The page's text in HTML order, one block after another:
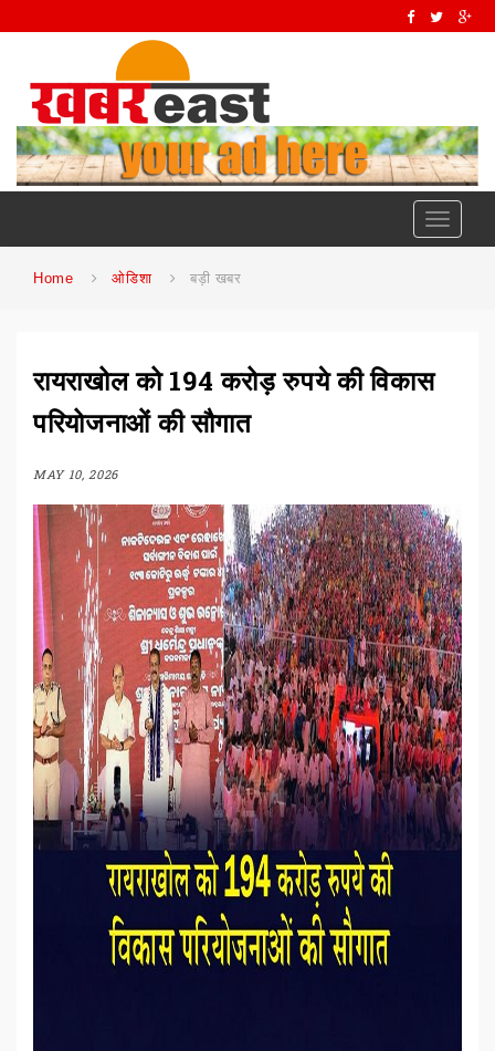
Toggle
Home ओडिशा बड़ी खबर
रायराखोल को 194 करोड़ रुपये की विकास
परियोजनाओं की सौगात
MAY 10, 2026